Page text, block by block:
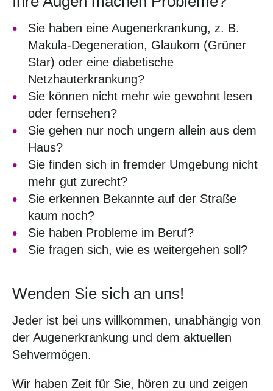
Sie haben eine Augenerkrankung, z. B.
Makula-Degeneration, Glaukom (Grüner
Star) oder eine diabetische
Netzhauterkrankung?
Sie können nicht mehr wie gewohnt lesen
oder fernsehen?
Sie gehen nur noch ungern allein aus dem
Haus?
Sie finden sich in fremder Umgebung nicht
mehr gut zurecht?
Sie erkennen Bekannte auf der Straße
kaum noch?
Sie haben Probleme im Beruf?
Sie fragen sich, wie es weitergehen soll?
Wenden Sie sich an uns!
Jeder ist bei uns willkommen, unabhängig von
der Augenerkrankung und dem aktuellen
Sehvermögen.
Wir haben Zeit für Sie, hören zu und zeigen